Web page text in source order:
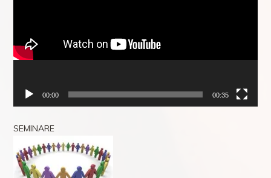
00:00 00:35
SEMINARE